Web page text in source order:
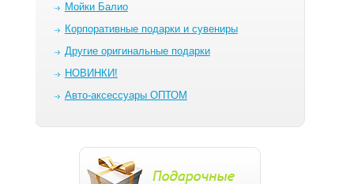
Мойки Балио
Корпоративные подарки и сувениры
Другие оригинальные подарки
НОВИНКИ!
Авто-аксессуары ОПТОМ